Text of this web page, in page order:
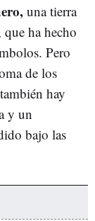
una tierra
que ha hecho
Pero
de los
hay
y un
bajo las